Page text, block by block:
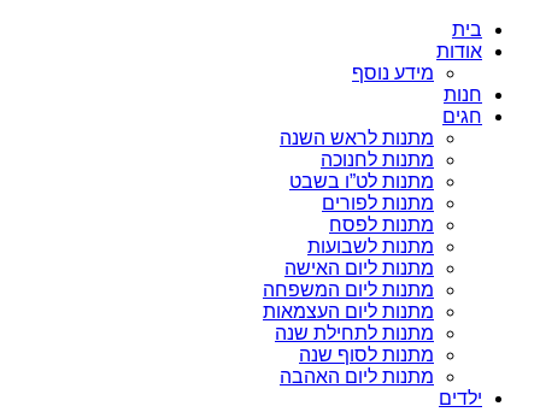
בית
אודות
מידע נוסף
חנות
חגים
מתנות לראש השנה
מתנות לחנוכה
מתנות לט”ו בשבט
מתנות לפורים
מתנות לפסח
מתנות לשבועות
מתנות ליום האישה
מתנות ליום המשפחה
מתנות ליום העצמאות
מתנות לתחילת שנה
מתנות לסוף שנה
מתנות ליום האהבה
ילדים